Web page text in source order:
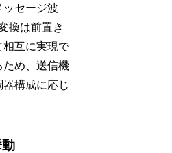
ッセージ波
換は前置き
相互に実現で
ため、送信機
構成に応じ